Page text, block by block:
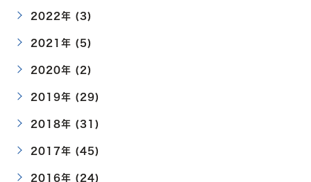
2022年 (3)
2021年 (5)
2020年 (2)
2019年 (29)
2018年 (31)
2017年 (45)
2016年 (24)